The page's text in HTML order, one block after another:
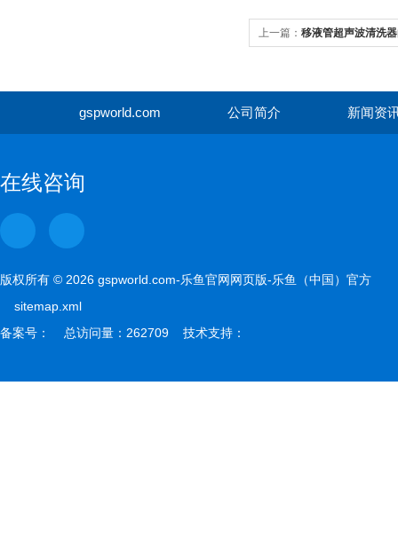
上一篇： 移液管超声波清洗
gspworld.com 公司简介 新闻资
在线咨询
版权所有 © 2026 gspworld.com-乐鱼官网网页版-乐鱼（中国）官方
sitemap.xml
备案号： 总访问量：262709 技术支持：